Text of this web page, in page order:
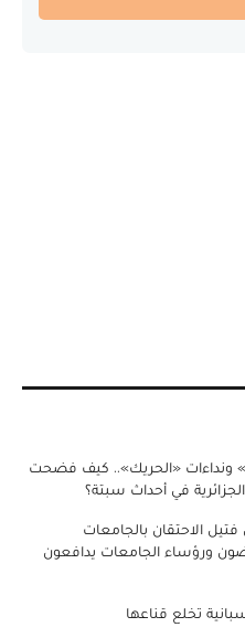
ونداءات «الحريك».. كيف فضحت
في أحداث سبتة؟
الاحتقان بالجامعات
ورؤساء الجامعات يدافعون
تخلع قناعها